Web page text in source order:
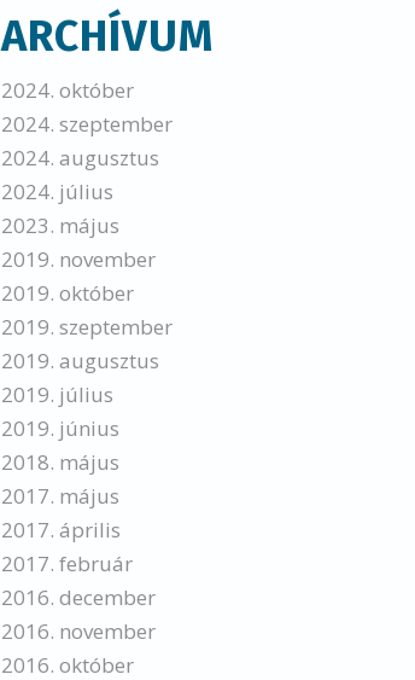
ARCHÍVUM
2024. október
2024. szeptember
2024. augusztus
2024. július
2023. május
2019. november
2019. október
2019. szeptember
2019. augusztus
2019. július
2019. június
2018. május
2017. május
2017. április
2017. február
2016. december
2016. november
2016. október